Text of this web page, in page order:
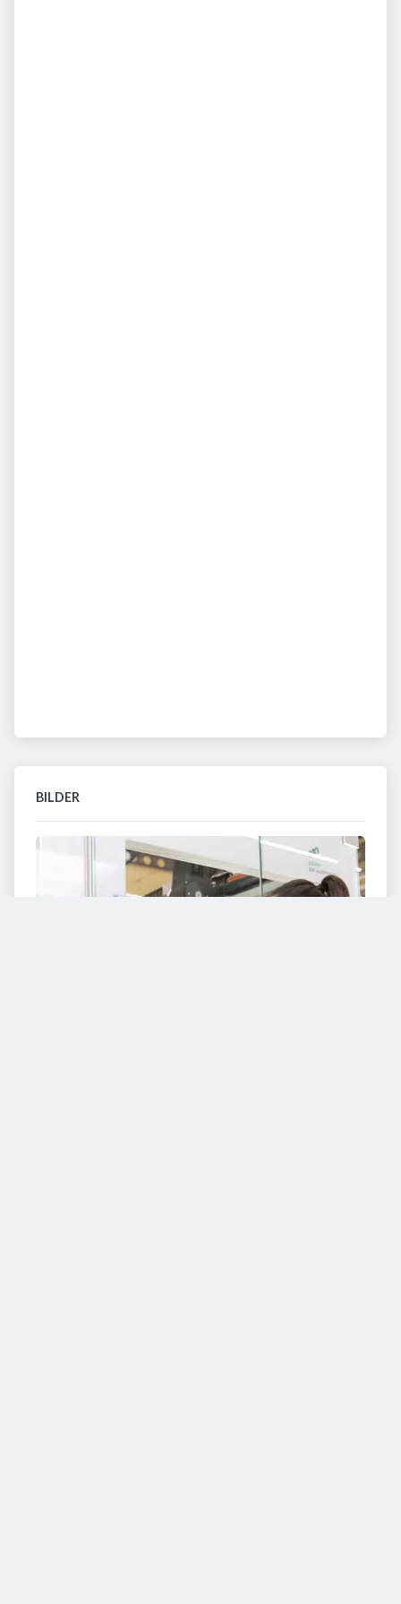
BILDER